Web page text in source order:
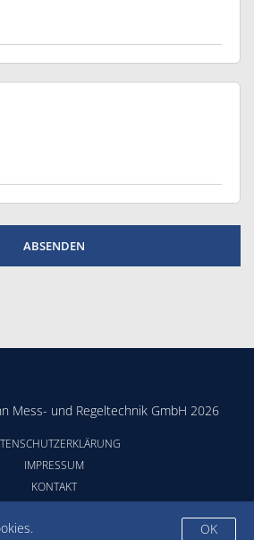
Mess- und Regeltechnik GmbH 2026
IMPRESSUM
KONTAKT
OK